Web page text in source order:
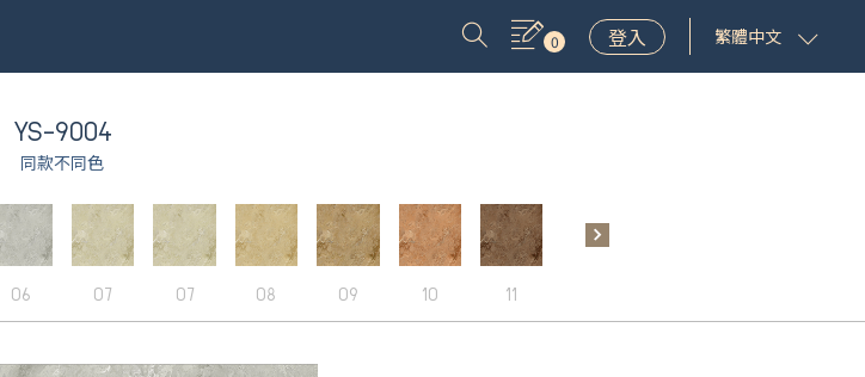
0 登入 繁體中文
＃8502
YS-9004
同款不同色
06 07 07 08 09 10 11